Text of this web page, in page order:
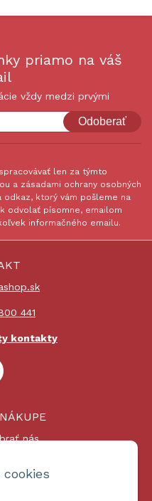
cookies
priamo na váš
vždy medzi prvými
Odoberať
len za týmto
a zásadami ochrany osobných
odkaz, ktorý vám pošleme na
odvolať písomne, emailom
informačného emailu.
441
kontakty
nás